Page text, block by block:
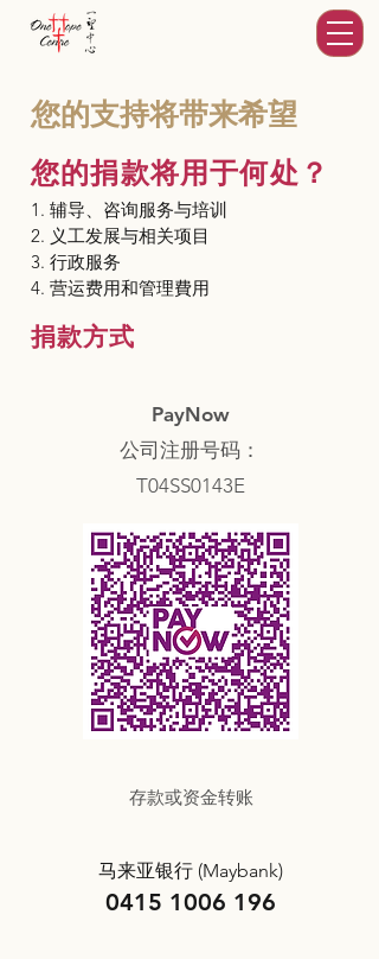
您的支持将带来希望
您的捐款将用于何处？
1. 辅导、咨询服务与培训
2. 义工发展与相关项目
3. 行政服务
4. 营运费用和管理費用
捐款方式
PayNow
公司注册号码：
T04SS0143E
存款或资金转账
马来亚银行 (Maybank)
0415 1006 196